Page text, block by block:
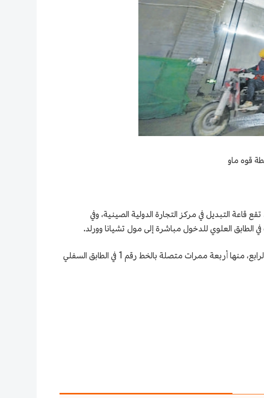
قوه ماو
التبديل في مركز التجارة الدولية الصينية، وفي
الطابق العلوي للدخول مباشرة إلى مول تشيانا وورلد.
تنقسم قاعة التبديل تحت الأرض إلى أربعة طوابق، وتقع منطقة تبديل مترو الأنفاق في الطابقين السفلي الثالث والرابع، منها أربعة ممرات متصلة بالخط رقم 1 في الطابق السفلي